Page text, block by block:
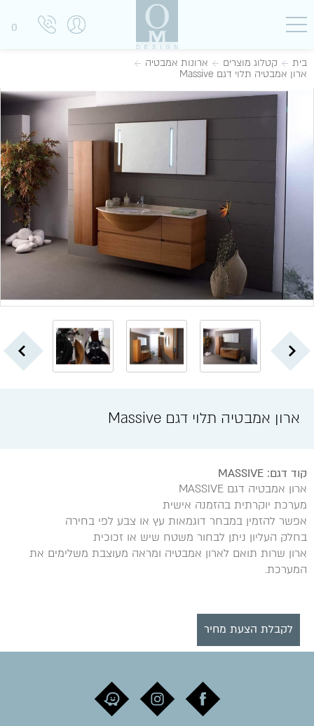
0
בית קטלוג מוצרים
ארונות אמבטיה
ארון אמבטיה תלוי דגם Massive
ארון אמבטיה תלוי דגם Massive
קוד דגם: MASSIVE
ארון אמבטיה דגם MASSIVE
מערכת יוקרתית בהזמנה אישית
אפשר להזמין במבחר דוגמאות עץ או צבע לפי בחירה
בחלק העליון ניתן לבחור משטח שיש או זכוכית
ארון שרות תואם לארון אמבטיה ומראה מעוצבת משלימים את
המערכת.
לקבלת הצעת מחיר